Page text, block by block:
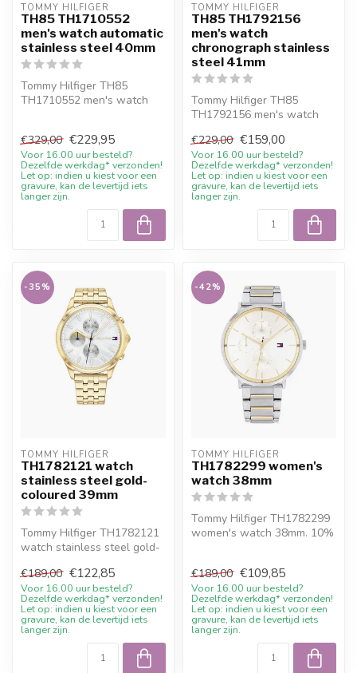
TOMMY HILFIGER
TH85 TH1710552
men's watch automatic
stainless steel 40mm
Tommy Hilfiger TH85
TH1710552 men's watch
€329,00 €229,95
Voor 16.00 uur besteld?
Dezelfde werkdag* verzonden!
Let op: indien u kiest voor een
gravure, kan de levertijd iets
langer zijn.
TOMMY HILFIGER
TH85 TH1792156
men's watch
chronograph stainless
steel 41mm
Tommy Hilfiger TH85
TH1792156 men's watch
41mm. 10% ...
€229,00 €159,00
Voor 16.00 uur besteld?
Dezelfde werkdag* verzonden!
Let op: indien u kiest voor een
gravure, kan de levertijd iets
langer zijn.
-35%
TOMMY HILFIGER
TH1782121 watch
stainless steel gold-
coloured 39mm
Tommy Hilfiger TH1782121
watch stainless steel gold-
welcome d...
€189,00 €122,85
Voor 16.00 uur besteld?
Dezelfde werkdag* verzonden!
Let op: indien u kiest voor een
gravure, kan de levertijd iets
langer zijn.
-42%
TOMMY HILFIGER
TH1782299 women's
watch 38mm
Tommy Hilfiger TH1782299
women's watch 38mm. 10%
€189,00 €109,85
Voor 16.00 uur besteld?
Dezelfde werkdag* verzonden!
Let op: indien u kiest voor een
gravure, kan de levertijd iets
langer zijn.